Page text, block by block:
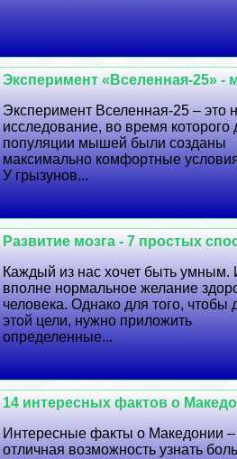
Эксперимент «Вселенная-25»
Эксперимент Вселенная-25 – это
исследование, во время которого
популяции мышей были созданы
максимально комфортные
У грызунов...
Развитие мозга - 7 простых
Каждый из нас хочет быть умным.
вполне нормальное желание
человека. Однако для того, чтобы
этой цели, нужно приложить
определенные...
14 интересных фактов о
Интересные факты о Македонии –
отличная возможность узнать